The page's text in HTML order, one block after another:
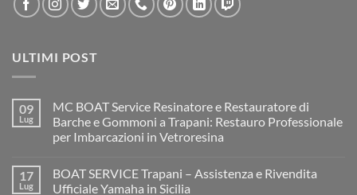
ULTIMI POST
09
Lug
MC BOAT Service Resinatore e Restauratore di
Barche e Gommoni a Trapani: Restauro Professionale
per Imbarcazioni in Vetroresina
su
MC
17
Lug
BOAT SERVICE Trapani – Assistenza e Rivendita
Ufficiale Yamaha in Sicilia